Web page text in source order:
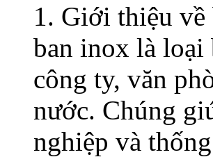
1. Giới thiệu về
ban inox là loại
công ty, văn
nước. Chúng
nghiệp và